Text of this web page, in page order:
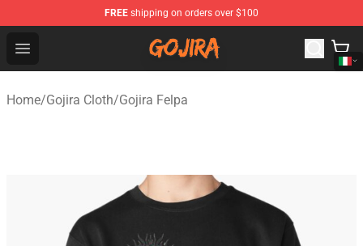
FREE shipping on orders over $100
Open menu
Gojira Shop - Official Gojira Merchandise Store
Home/Gojira Cloth/Gojira Felpa